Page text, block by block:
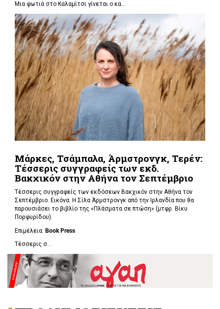
Μια φωτιά στο Καλαμίτσι γίνεται ο κα...
Μάρκες, Τσάμπαλα, Άρμστρονγκ, Τερέν:
Τέσσερις συγγραφείς των εκδ.
Βακχικόν στην Αθήνα τον Σεπτέμβριο
Τέσσερις συγγραφείς των εκδόσεων Βακχικόν στην Αθήνα τον
Σεπτέμβριο. Εικόνα: Η Σίλα Άρμστρονγκ από την Ιρλανδία που θα
παρουσιάσει το βιβλίο της «Πλάσματα σε πτώση» (μτφρ. Βίκυ
Πορφυρίδου).
Επιμέλεια: Book Press
Τέσσερις σ...